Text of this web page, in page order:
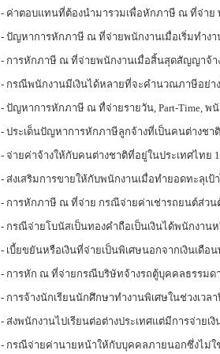
- ค่าตอบแทนที่ต้องนำมารวมเพื่อหักภาษี ณ ที่จ่าย
- ปัญหาการหักภาษี ณ ที่จ่ายพนักงานเมื่อเริ่มทำงา
- การหักภาษี ณ ที่จ่ายพนักงานเมื่อสิ้นสุดสัญญาจ้า
- กรณีพนักงานมีเงินได้หลายที่จะคำนวณภาษีอย่า
- ปัญหาการหักภาษี ณ ทื่จ่ายรายวัน, Part-Time, พนั
- ประเด็นปัญหาการหักภาษีลูกจ้างที่เป็นคนต่างช
- จ่ายค่าจ้างให้กับคนต่างชาติที่อยู่ในประเทศไทย
- ส่งเสริมการขายให้กับพนักงานเมื่อทำยอดทะลุ
- การหักภาษี ณ ที่จ่าย กรณีจ่ายค่าเช่ารถยนต์ส่วน
- กรณีจ่ายโบนัสเป็นทองคำถือเป็นเงินได้พนักงา
- เบี้ยขยันหรือเงินที่จ่ายเป็นพิเศษนอกจากเงินเดื
- การหัก ณ ที่จ่ายกรณีบริษัทจ้างรถตู้บุคคลธรรมด
- การจ้างนักเรียนนักศึกษาทำงานพิเศษในช่วงเว
- ส่งพนักงานไปเรียนต่อต่างประเทศแต่มีการจ่าย
- กรณีจ่ายค่านายหน้าให้กับบุคคลภายนอกซึ่งไม่